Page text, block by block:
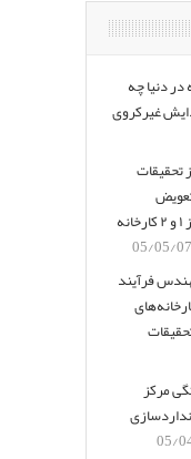
دنیا چه
غیرکروی
آسترهای آسیاهای نیمه خودشکن فاز ۱ و ۲ کارخانه
05/05/07
فرآیند
مرکز
05/